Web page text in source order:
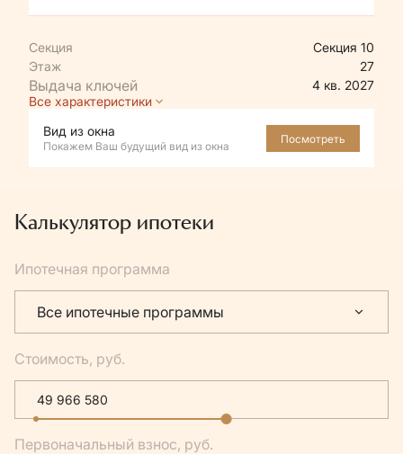
Секция
Секция 10
Этаж
27
4 кв. 2027
Все характеристики
Вид из окна
Покажем Ваш будущий вид из окна
Посмотреть
Калькулятор ипотеки
Ипотечная программа
Все ипотечные программы
Стоимость, руб.
Первоначальный взнос, руб.